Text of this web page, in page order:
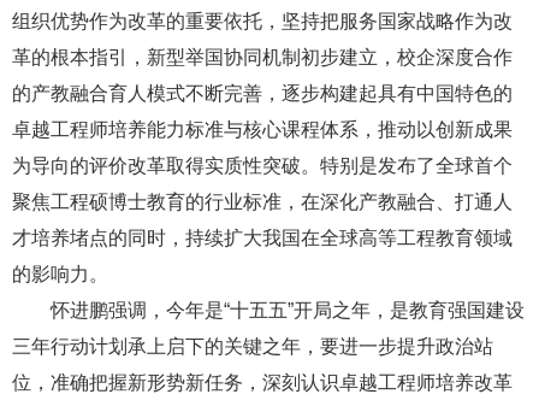
组织优势作为改革的重要依托，坚持把服务国家战略作为改
革的根本指引，新型举国协同机制初步建立，校企深度合作
的产教融合育人模式不断完善，逐步构建起具有中国特色的
卓越工程师培养能力标准与核心课程体系，推动以创新成果
为导向的评价改革取得实质性突破。特别是发布了全球首个
聚焦工程硕博士教育的行业标准，在深化产教融合、打通人
才培养堵点的同时，持续扩大我国在全球高等工程教育领域
的影响力。
怀进鹏强调，今年是“十五五”开局之年，是教育强国建设
三年行动计划承上启下的关键之年，要进一步提升政治站
位，准确把握新形势新任务，深刻认识卓越工程师培养改革